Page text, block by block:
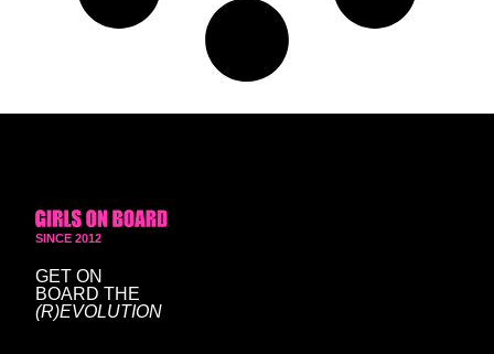
SINCE 2012
GET ON
BOARD THE
(R)EVOLUTION